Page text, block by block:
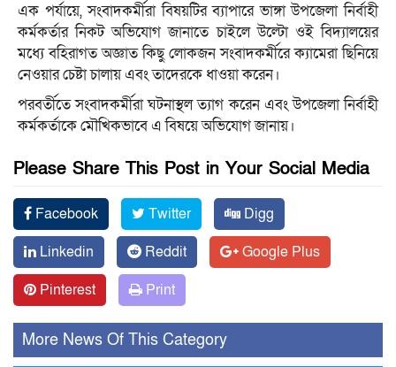
এক পর্যায়ে, সংবাদকর্মীরা বিষয়টির ব্যাপারে ভাঙ্গা উপজেলা নির্বাহী
কর্মকর্তার নিকট অভিযোগ জানাতে চাইলে উল্টো ওই বিদ্যালয়ের
মধ্যে বহিরাগত অজ্ঞাত কিছু লোকজন সংবাদকর্মীরে ক্যামেরা ছিনিয়ে
নেওয়ার চেষ্টা চালায় এবং তাদেরকে ধাওয়া করেন।
পরবর্তীতে সংবাদকর্মীরা ঘটনাস্থল ত্যাগ করেন এবং উপজেলা নির্বাহী
কর্মকর্তাকে মৌখিকভাবে এ বিষয়ে অভিযোগ জানায়।
Please Share This Post in Your Social Media
Facebook Twitter
Digg
Linkedin
Reddit
Google Plus
Pinterest
Print
More News Of This Category